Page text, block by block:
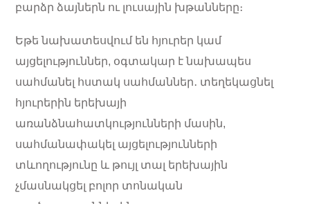
բարձր ձայներն ու լուսային խթանները։
Եթե նախատեսվում են հյուրեր կամ
այցելություններ, օգտակար է նախապես
սահմանել հստակ սահմաններ․ տեղեկացնել
հյուրերին երեխայի
առանձնահատկությունների մասին,
սահմանափակել այցելությունների
տևողությունը և թույլ տալ երեխային
չմասնակցել բոլոր տոնական